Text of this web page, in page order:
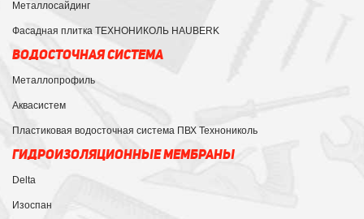
Металлосайдинг
Фасадная плитка ТЕХНОНИКОЛЬ HAUBERK
ВОДОСТОЧНАЯ СИСТЕМА
Металлопрофиль
Аквасистем
Пластиковая водосточная система ПВХ Технониколь
ГИДРОИЗОЛЯЦИОННЫЕ МЕМБРАНЫ
Delta
Изоспан